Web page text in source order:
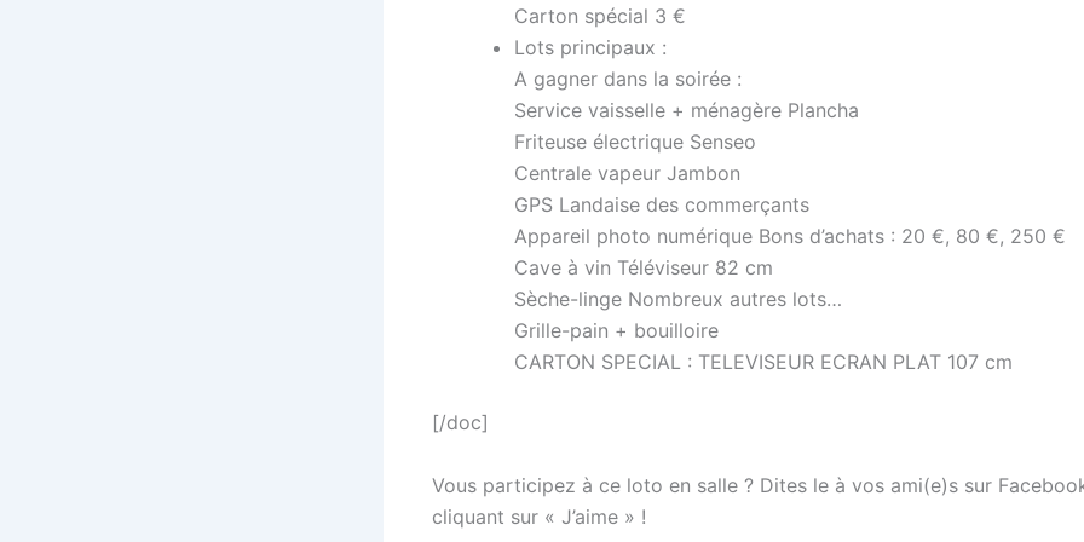
Carton spécial 3 €
Lots principaux :
A gagner dans la soirée :
Service vaisselle + ménagère Plancha
Friteuse électrique Senseo
Centrale vapeur Jambon
GPS Landaise des commerçants
Appareil photo numérique Bons d’achats : 20 €, 80 €, 250 €
Cave à vin Téléviseur 82 cm
Sèche-linge Nombreux autres lots…
Grille-pain + bouilloire
CARTON SPECIAL : TELEVISEUR ECRAN PLAT 107 cm
[/doc]
Vous participez à ce loto en salle ? Dites le à vos ami(e)s sur
cliquant sur « J’aime » !